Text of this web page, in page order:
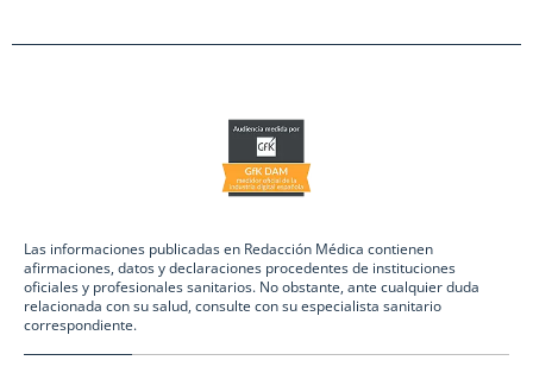
Las informaciones publicadas en Redacción Médica contienen
afirmaciones, datos y declaraciones procedentes de instituciones
oficiales y profesionales sanitarios. No obstante, ante cualquier duda
relacionada con su salud, consulte con su especialista sanitario
correspondiente.